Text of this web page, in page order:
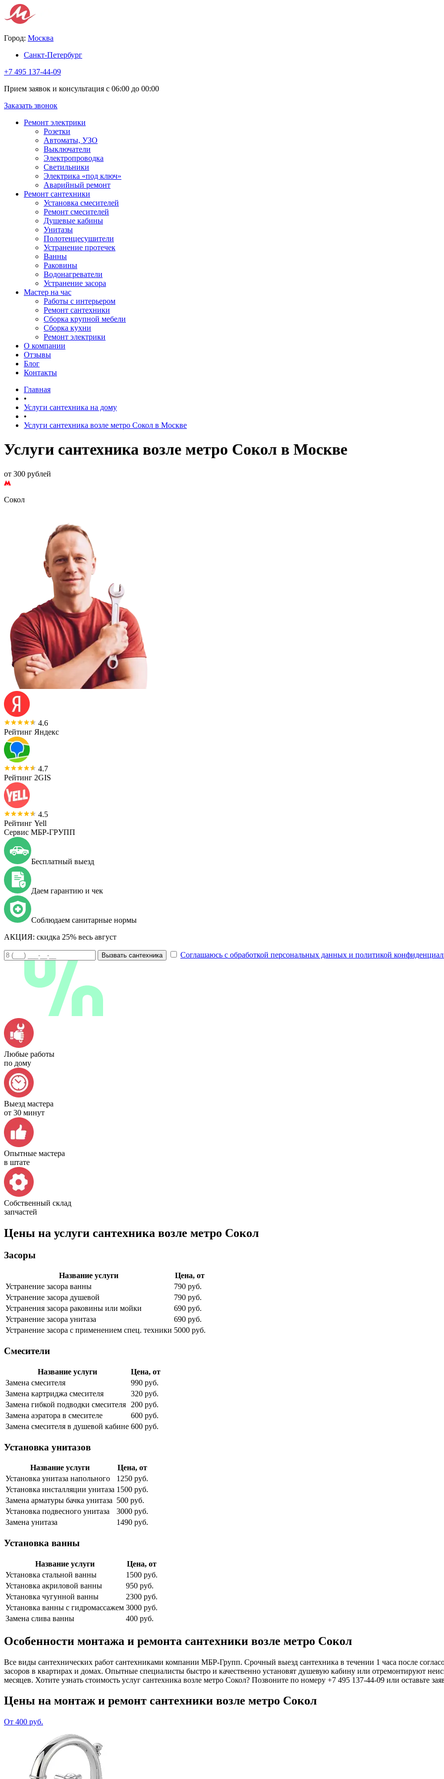
Город: Москва
Санкт-Петербург
+7 495 137-44-09
Прием заявок и консультация с 06:00 до 00:00
Заказать звонок
Ремонт электрики
Розетки
Автоматы, УЗО
Выключатели
Электропроводка
Светильники
Электрика «под ключ»
Аварийный ремонт
Ремонт сантехники
Установка смесителей
Ремонт смесителей
Душевые кабины
Унитазы
Полотенцесушители
Устранение протечек
Ванны
Раковины
Водонагреватели
Устранение засора
Мастер на час
Работы с интерьером
Ремонт сантехники
Сборка крупной мебели
Сборка кухни
Ремонт электрики
О компании
Отзывы
Блог
Контакты
Главная
•
Услуги сантехника на дому
•
Услуги сантехника возле метро Сокол в Москве
Услуги сантехника возле метро Сокол в Москве
от 300 рублей
Сокол
4.6
Рейтинг Яндекс
4.7
Рейтинг 2GIS
4.5
Рейтинг Yell
Сервис МБР-ГРУПП
Бесплатный выезд
Даем гарантию и чек
Соблюдаем санитарные нормы
АКЦИЯ: скидка 25% весь август
Вызвать сантехника Соглашаюсь с обработкой персональных данных и политикой
Любые работы
по дому
Выезд мастера
от 30 минут
Опытные мастера
в штате
Собственный склад
запчастей
Цены на услуги сантехника возле метро Сокол
Засоры
Название услуги
Цена, от
Устранение засора ванны
790 руб.
Устранение засора душевой
790 руб.
Устранения засора раковины или мойки
690 руб.
Устранение засора унитаза
690 руб.
Устранение засора с применением спец. техники 5000 руб.
Смесители
Название услуги
Цена, от
Замена смесителя
990 руб.
Замена картриджа смесителя
320 руб.
Замена гибкой подводки смесителя
200 руб.
Замена аэратора в смесителе
600 руб.
Замена смесителя в душевой кабине 600 руб.
Установка унитазов
Название услуги
Цена, от
Установка унитаза напольного
1250 руб.
Установка инсталляции унитаза 1500 руб.
Замена арматуры бачка унитаза 500 руб.
Установка подвесного унитаза
3000 руб.
Замена унитаза
1490 руб.
Установка ванны
Название услуги
Цена, от
Установка стальной ванны
1500 руб.
Установка акриловой ванны
950 руб.
Установка чугунной ванны
2300 руб.
Установка ванны с гидромассажем 3000 руб.
Замена слива ванны
400 руб.
Особенности монтажа и ремонта сантехники возле метро Сокол
Все виды сантехнических работ сантехниками компании МБР-Групп. Срочный выезд сантехника в течении 1 часа после
засоров в квартирах и домах. Опытные специалисты быстро и качественно установят душевую кабину или отремонтируют
месяцев. Хотите узнать стоимость услуг сантехника возле метро Сокол? Позвоните по номеру +7 495 137-44-09 или оставьте
Цены на монтаж и ремонт сантехники возле метро Сокол
От 400 руб.